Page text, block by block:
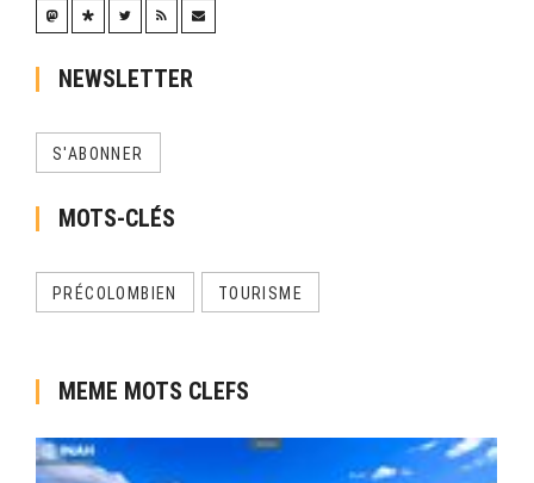
NEWSLETTER
S'ABONNER
MOTS-CLÉS
PRÉCOLOMBIEN TOURISME
MEME MOTS CLEFS